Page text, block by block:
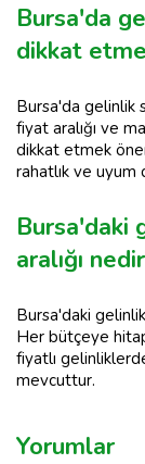
Bursa'da
dikkat
Bursa'da gelinlik
fiyat aralığı ve
dikkat etmek
rahatlık ve uyum
Bursa'daki
aralığı
Bursa'daki
Her bütçeye
fiyatlı
mevcuttur.
Yorumlar